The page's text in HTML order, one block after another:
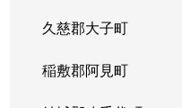
久慈郡大子町
稲敷郡阿見町